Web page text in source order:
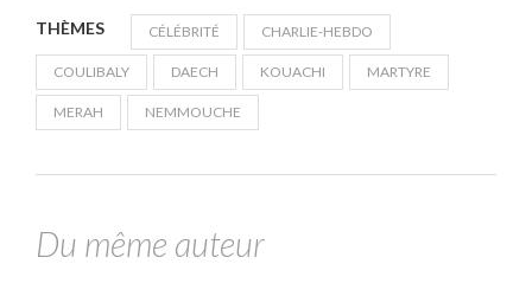
THÈMES CÉLÉBRITÉ CHARLIE-HEBDO
COULIBALY DAECH KOUACHI MARTYRE
MERAH NEMMOUCHE
Du même auteur